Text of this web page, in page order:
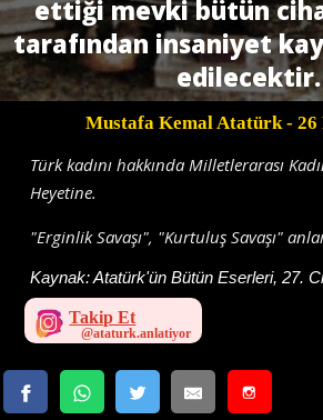
ettiği mevki bütün
tarafından insaniyet
edilecektir.
Mustafa Kemal Atatürk- 26
Türk kadını hakkında Milletlerarası
Heyetine.
"Erginlik Savaşı", "Kurtuluş Savaşı"
Kaynak:Atatürk'ün Bütün Eserleri, 27.
Takip Et